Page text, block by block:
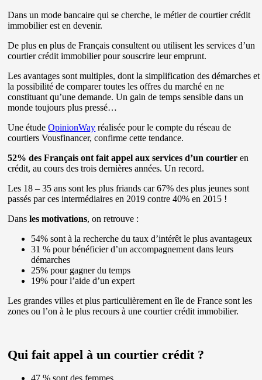
Dans un mode bancaire qui se cherche, le métier de courtier crédit
immobilier est en devenir.
De plus en plus de Français consultent ou utilisent les services d’un
courtier crédit immobilier pour souscrire leur emprunt.
Les avantages sont multiples, dont la simplification des démarches et
la possibilité de comparer toutes les offres du marché en ne
constituant qu’une demande. Un gain de temps sensible dans un
monde toujours plus pressé…
Une étudeOpinionWay réalisée pour le compte du réseau de
courtiers Vousfinancer, confirme cette tendance.
52% des Français ont fait appel aux services d’un courtier en
crédit, au cours des trois dernières années. Un record.
Les 18 – 35 ans sont les plus friands car 67% des plus jeunes sont
passés par ces intermédiaires en 2019 contre 40% en 2015 !
Dansles motivations, on retrouve :
54% sont à la recherche du taux d’intérêt le plus avantageux
31 % pour bénéficier d’un accompagnement dans leurs
démarches
25% pour gagner du temps
19% pour l’aide d’un expert
Les grandes villes et plus particulièrement en île de France sont les
zones ou l’on à le plus recours à une courtier crédit immobilier.
Qui fait appel à un courtier crédit ?